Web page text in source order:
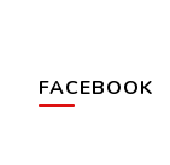
FACEBOOK